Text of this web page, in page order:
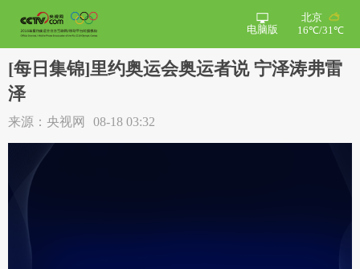
北京
16℃/31℃
电脑版
[每日集锦]里约奥运会奥运者说 宁泽涛弗雷
泽
来源：央视网 08-18 03:32